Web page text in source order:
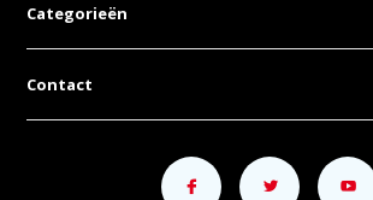
Categorieën
Contact